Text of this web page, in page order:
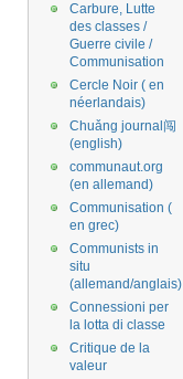
Carbure, Lutte
des classes /
Guerre civile /
Communisation
Cercle Noir ( en
néerlandais)
Chuǎng journal闯
(english)
communaut.org
(en allemand)
Communisation (
en grec)
Communists in
situ
(allemand/anglais)
Connessioni per
la lotta di classe
Critique de la
valeur